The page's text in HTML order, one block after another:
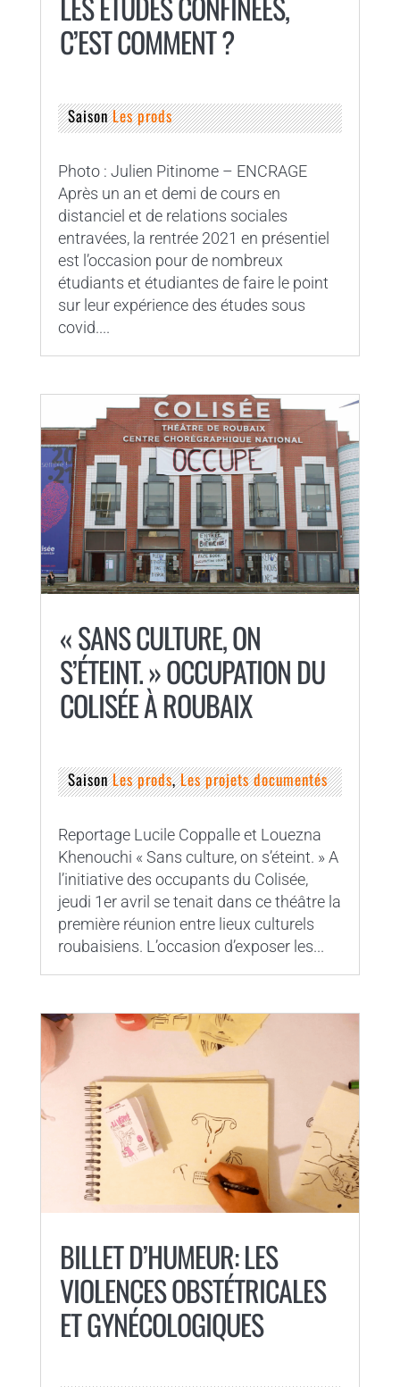
C’EST COMMENT ?
SaisonLes prods
Photo : Julien Pitinome – ENCRAGE
Après un an et demi de cours en
distanciel et de relations sociales
entravées, la rentrée 2021 en présentiel
est l’occasion pour de nombreux
étudiants et étudiantes de faire le point
sur leur expérience des études sous
covid....
« SANS CULTURE, ON
S’ÉTEINT. » OCCUPATION DU
COLISÉE À ROUBAIX
SaisonLes prods,Les projets documentés
Reportage Lucile Coppalle et Louezna
Khenouchi « Sans culture, on s’éteint. » A
l’initiative des occupants du Colisée,
jeudi 1er avril se tenait dans ce théâtre la
première réunion entre lieux culturels
roubaisiens. L’occasion d’exposer les...
BILLET D’HUMEUR: LES
VIOLENCES OBSTÉTRICALES
ET GYNÉCOLOGIQUES